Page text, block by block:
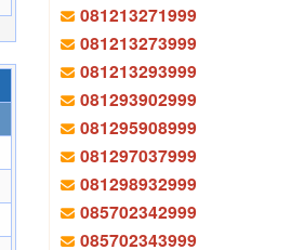
081213271999
081213273999
081213293999
081293902999
081295908999
081297037999
081298932999
085702342999
085702343999